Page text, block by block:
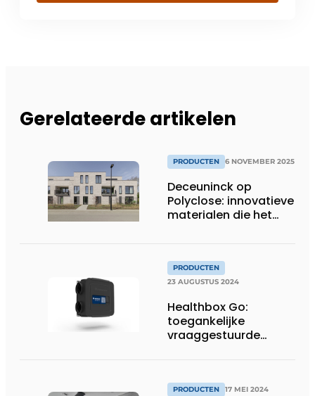
Gerelateerde artikelen
PRODUCTEN 6 NOVEMBER 2025
Deceuninck op
Polyclose: innovatieve
materialen die het
PRODUCTEN
23 AUGUSTUS 2024
Healthbox Go:
toegankelijke
vraaggestuurde
PRODUCTEN 17 MEI 2024